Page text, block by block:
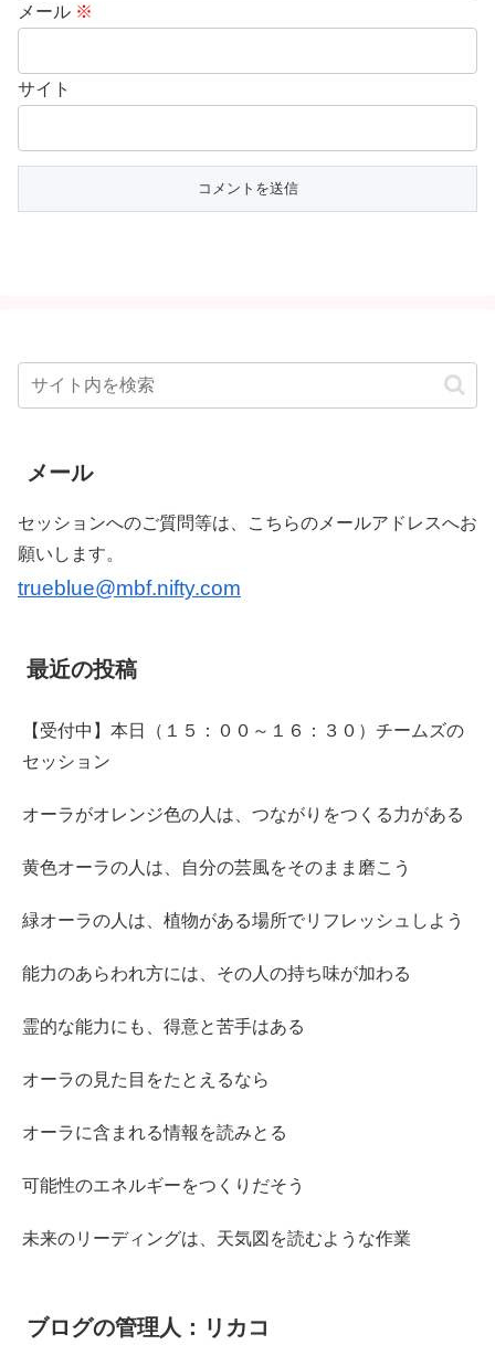
メール ※
サイト
メール
セッションへのご質問等は、こちらのメールアドレスへお
願いします。
trueblue@mbf.nifty.com
最近の投稿
【受付中】本日（１５：００～１６：３０）チームズの
セッション
オーラがオレンジ色の人は、つながりをつくる力がある
黄色オーラの人は、自分の芸風をそのまま磨こう
緑オーラの人は、植物がある場所でリフレッシュしよう
能力のあらわれ方には、その人の持ち味が加わる
霊的な能力にも、得意と苦手はある
オーラの見た目をたとえるなら
オーラに含まれる情報を読みとる
可能性のエネルギーをつくりだそう
未来のリーディングは、天気図を読むような作業
ブログの管理人：リカコ